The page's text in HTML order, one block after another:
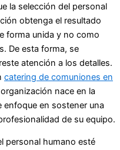
la selección del personal
obtenga el resultado
forma unida y no como
De esta forma, se
atención a los detalles.
catering de comuniones en
nace en la
enfoque en sostener una
de su equipo.
personal humano esté